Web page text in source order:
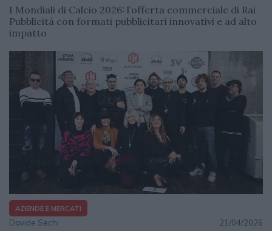
I Mondiali di Calcio 2026: l’offerta commerciale di Rai
Pubblicità con formati pubblicitari innovativi e ad alto
impatto
AZIENDE E MERCATI
Davide Sechi 21/04/2026